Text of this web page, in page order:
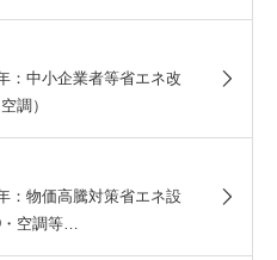
：中小企業者等省エネ改
調）
：物価高騰対策省エネ設
空調等…